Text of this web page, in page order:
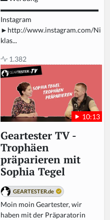
▬▬▬▬▬▬▬▬▬▬▬▬▬▬
Instagram
►http://www.instagram.com/Ni
klas...
1.382
10:13
Geartester TV -
Trophäen
präparieren mit
Sophia Tegel
GEARTESTER.de
Moin moin Geartester, wir
haben mit der Präparatorin